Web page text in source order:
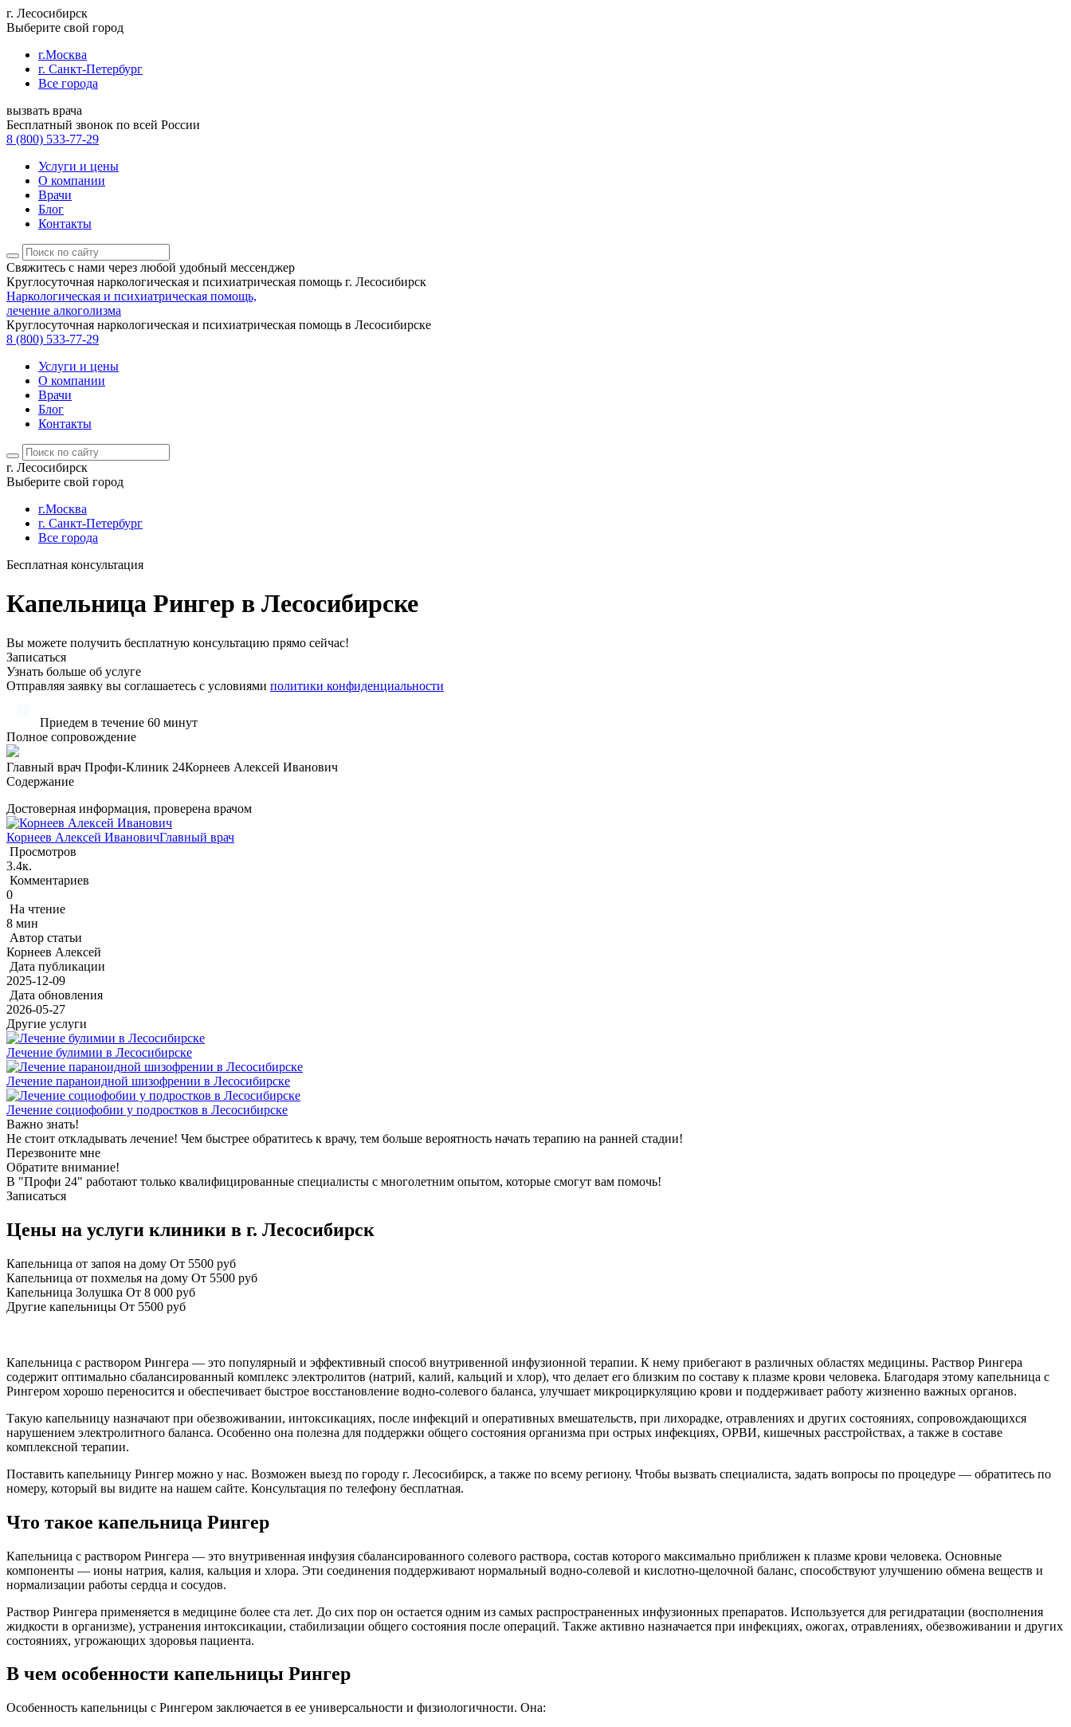
г. Лесосибирск
Выберите свой город
г.Москва
г. Санкт-Петербург
Все города
вызвать врача
Бесплатный звонок по всей России
8 (800) 533-77-29
Услуги и цены
О компании
Врачи
Блог
Контакты
Свяжитесь с нами через любой удобный мессенджер
Круглосуточная наркологическая и психиатрическая помощь г. Лесосибирск
Наркологическая и психиатрическая помощь,
лечение алкоголизма
Круглосуточная наркологическая и психиатрическая помощь в Лесосибирске
8 (800) 533-77-29
Услуги и цены
О компании
Врачи
Блог
Контакты
г. Лесосибирск
Выберите свой город
г.Москва
г. Санкт-Петербург
Все города
Бесплатная консультация
Капельница Рингер в Лесосибирске
Вы можете получить бесплатную консультацию прямо сейчас!
Записаться
Узнать больше об услуге
Отправляя заявку вы соглашаетесь с условиями политики конфиденциальности
Приедем в течение 60 минут
Полное сопровождение
Главный врач Профи-Клиник 24Корнеев Алексей Иванович
Содержание
Достоверная информация, проверена врачом
Корнеев Алексей ИвановичГлавный врач
Просмотров
3.4к.
Комментариев
0
На чтение
8 мин
Автор статьи
Корнеев Алексей
Дата публикации
2025-12-09
Дата обновления
2026-05-27
Другие услуги
Лечение булимии в Лесосибирске
Лечение параноидной шизофрении в Лесосибирске
Лечение cоциофобии у подростков в Лесосибирске
Важно знать!
Не стоит откладывать лечение! Чем быстрее обратитесь к врачу, тем больше вероятность начать терапию на ранней стадии!
Перезвоните мне
Обратите внимание!
В "Профи 24" работают только квалифицированные специалисты с многолетним опытом, которые смогут вам помочь!
Записаться
Цены на услуги клиники в г. Лесосибирск
Капельница от запоя на дому От 5500 руб
Капельница от похмелья на дому От 5500 руб
Капельница Золушка От 8 000 руб
Другие капельницы От 5500 руб
Капельница с раствором Рингера — это популярный и эффективный способ внутривенной инфузионной терапии. К нему прибегают в различных областях медицины. Раствор Рингера
содержит оптимально сбалансированный комплекс электролитов (натрий, калий, кальций и хлор), что делает его близким по составу к плазме крови человека. Благодаря этому капельница с
Рингером хорошо переносится и обеспечивает быстрое восстановление водно-солевого баланса, улучшает микроциркуляцию крови и поддерживает работу жизненно важных органов.
Такую капельницу назначают при обезвоживании, интоксикациях, после инфекций и оперативных вмешательств, при лихорадке, отравлениях и других состояниях, сопровождающихся
нарушением электролитного баланса. Особенно она полезна для поддержки общего состояния организма при острых инфекциях, ОРВИ, кишечных расстройствах, а также в составе
комплексной терапии.
Поставить капельницу Рингер можно у нас. Возможен выезд по городу г. Лесосибирск, а также по всему региону. Чтобы вызвать специалиста, задать вопросы по процедуре — обратитесь по
номеру, который вы видите на нашем сайте. Консультация по телефону бесплатная.
Что такое капельница Рингер
Капельница с раствором Рингера — это внутривенная инфузия сбалансированного солевого раствора, состав которого максимально приближен к плазме крови человека. Основные
компоненты — ионы натрия, калия, кальция и хлора. Эти соединения поддерживают нормальный водно-солевой и кислотно-щелочной баланс, способствуют улучшению обмена веществ и
нормализации работы сердца и сосудов.
Раствор Рингера применяется в медицине более ста лет. До сих пор он остается одним из самых распространенных инфузионных препаратов. Используется для регидратации (восполнения
жидкости в организме), устранения интоксикации, стабилизации общего состояния после операций. Также активно назначается при инфекциях, ожогах, отравлениях, обезвоживании и других
состояниях, угрожающих здоровья пациента.
В чем особенности капельницы Рингер
Особенность капельницы с Рингером заключается в ее универсальности и физиологичности. Она: